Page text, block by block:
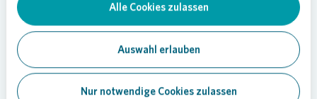
Alle Cookies zulassen
Auswahl erlauben
Nur notwendige Cookies zulassen